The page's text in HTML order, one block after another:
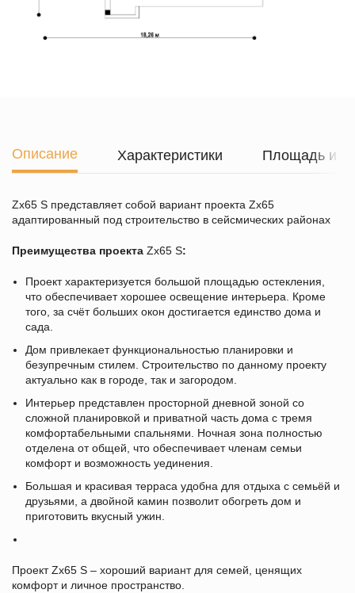
Описание Характеристики Площадь и
Zx65 S представляет собой вариант проекта Zx65
адаптированный под строительство в сейсмических районах
Преимущества проектаZx65 S:
Проект характеризуется большой площадью остекления,
что обеспечивает хорошее освещение интерьера. Кроме
того, за счёт больших окон достигается единство дома и
сада.
Дом привлекает функциональностью планировки и
безупречным стилем. Строительство по данному проекту
актуально как в городе, так и загородом.
Интерьер представлен просторной дневной зоной со
сложной планировкой и приватной часть дома с тремя
комфортабельными спальнями. Ночная зона полностью
отделена от общей, что обеспечивает членам семьи
комфорт и возможность уединения.
Большая и красивая терраса удобна для отдыха с семьёй и
друзьями, а двойной камин позволит обогреть дом и
приготовить вкусный ужин.
Проект Zx65 S – хороший вариант для семей, ценящих
комфорт и личное пространство.